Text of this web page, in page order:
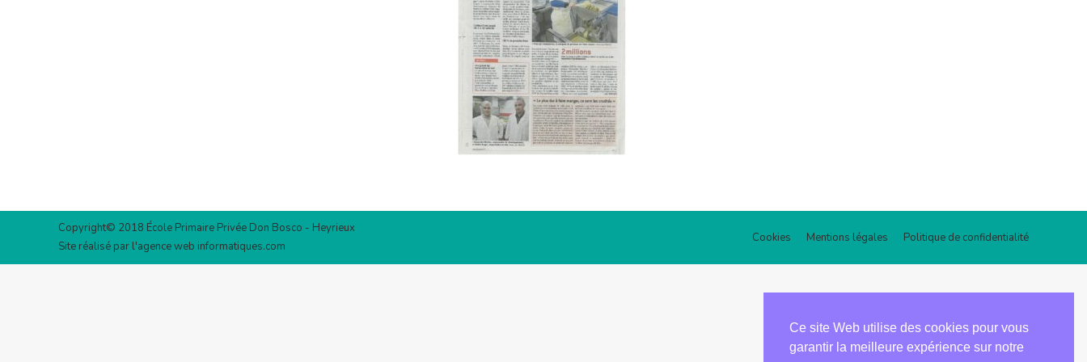
Copyright© 2018 École Primaire Privée Don Bosco - Heyrieux
Site réalisé par l'agence web informatiques.com
Cookies Mentions légales Politique de confidentialité
Ce site Web utilise des cookies pour vous
garantir la meilleure expérience sur notre